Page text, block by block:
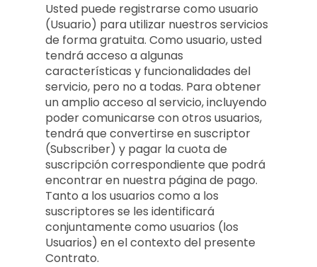
Usted puede registrarse como usuario
(Usuario) para utilizar nuestros servicios
de forma gratuita. Como usuario, usted
tendrá acceso a algunas
características y funcionalidades del
servicio, pero no a todas. Para obtener
un amplio acceso al servicio, incluyendo
poder comunicarse con otros usuarios,
tendrá que convertirse en suscriptor
(Subscriber) y pagar la cuota de
suscripción correspondiente que podrá
encontrar en nuestra página de pago.
Tanto a los usuarios como a los
suscriptores se les identificará
conjuntamente como usuarios (los
Usuarios) en el contexto del presente
Contrato.